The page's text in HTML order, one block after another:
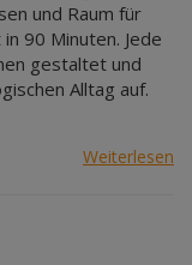
und Raum für
90 Minuten. Jede
gestaltet und
Alltag auf.
Weiterlesen